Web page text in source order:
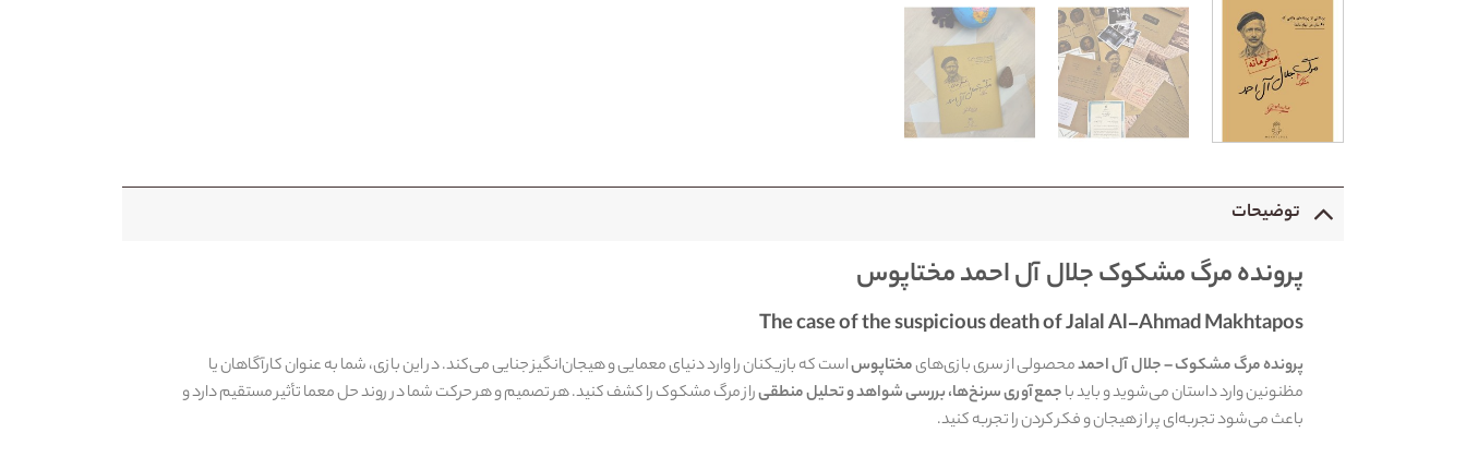
توضیحات
پرونده مرگ مشکوک جلال آل احمد مختاپوس
The case of the suspicious death of Jalal Al-Ahmad Makhtapos
پرونده مرگ مشکوک – جلال آل احمدمحصولی از سری بازی‌هایمختاپوساست که بازیکنان را وارد دنیای معمایی و هیجان‌انگیز جنایی می‌کند. در این بازی، شما به عنوان کارآگاهان یا
مظنونین وارد داستان می‌شوید و باید باجمع‌آوری سرنخ‌ها، بررسی شواهد و تحلیل منطقیراز مرگ مشکوک را کشف کنید. هر تصمیم و هر حرکت شما در روند حل معما تأثیر مستقیم دارد و
باعث می‌شود تجربه‌ای پر از هیجان و فکر کردن را تجربه کنید.